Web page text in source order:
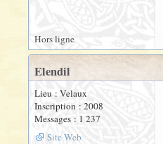
Hors ligne
Elendil
Lieu : Velaux
Inscription : 2008
Messages : 1 237
Site Web